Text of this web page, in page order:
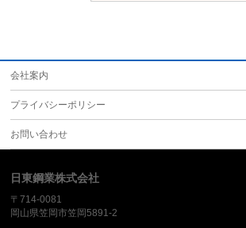
会社案内
プライバシーポリシー
お問い合わせ
日東鋼業株式会社
〒714-0081
岡山県笠岡市笠岡5891-2